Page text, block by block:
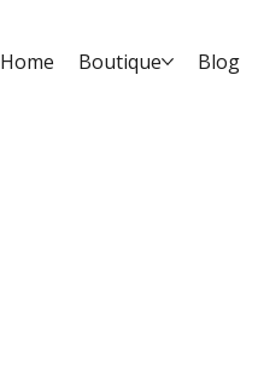
Home Boutique Blog